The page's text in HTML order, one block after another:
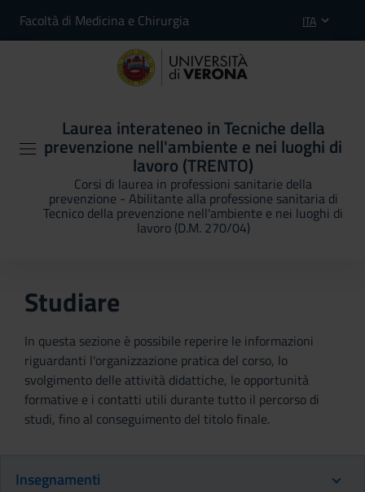
Facoltà di Medicina e Chirurgia ITA
Laurea interateneo in Tecniche della
prevenzione nell'ambiente e nei luoghi di
lavoro (TRENTO)
Corsi di laurea in professioni sanitarie della
prevenzione - Abilitante alla professione sanitaria di
Tecnico della prevenzione nell'ambiente e nei luoghi di
lavoro (D.M. 270/04)
Studiare
In questa sezione è possibile reperire le informazioni
riguardanti l'organizzazione pratica del corso, lo
svolgimento delle attività didattiche, le opportunità
formative e i contatti utili durante tutto il percorso di
studi, fino al conseguimento del titolo finale.
Insegnamenti